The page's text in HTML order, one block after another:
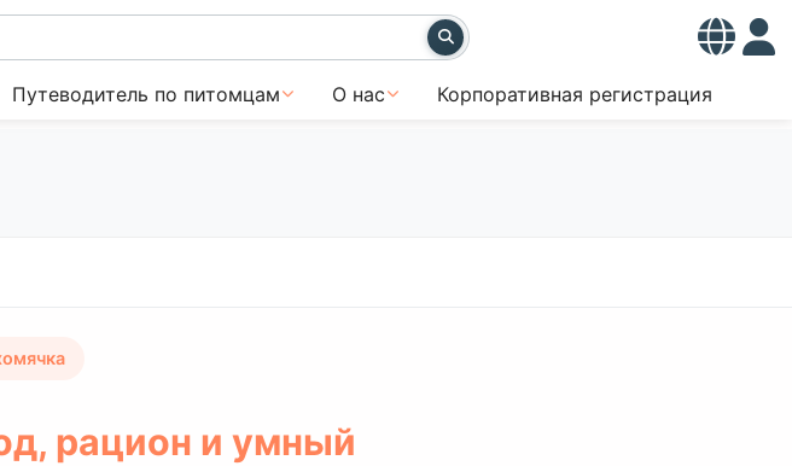
Путеводитель по питомцам О нас Корпоративная регистрация
рацион и умный